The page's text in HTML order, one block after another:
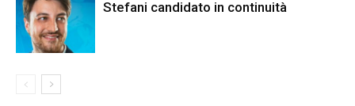
Stefani candidato in continuità